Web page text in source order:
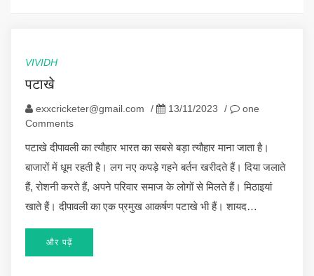
VIVIDH
पटाखे
exxcricketer@gmail.com / 13/11/2023 /
one
Comments
पटाखे दीपावली का त्यौहार भारत का सबसे बड़ा त्यौहार माना जाता है।
बाजारों में धूम रहती है। लग नए कपड़े गहने बर्तन खरीदते हैं। दिया जलाते
हैं, रोशनी करते हैं, अपने परिवार समाज के लोगों से मिलते हैं। मिठाइयां
खाते हैं। दीपावली का एक प्रमुख आकर्षण पटाखे भी हैं। शायद…
और पढ़ें